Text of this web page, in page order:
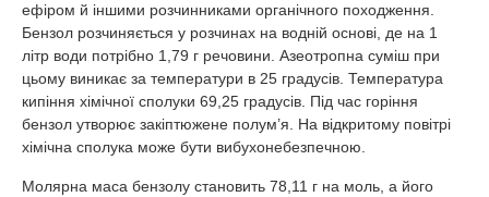
ефіром й іншими розчинниками органічного походження.
Бензол розчиняється у розчинах на водній основі, де на 1
літр води потрібно 1,79 г речовини. Азеотропна суміш при
цьому виникає за температури в 25 градусів. Температура
кипіння хімічної сполуки 69,25 градусів. Під час горіння
бензол утворює закіптюжене полум’я. На відкритому повітрі
хімічна сполука може бути вибухонебезпечною.
Молярна маса бензолу становить 78,11 г на моль, а його